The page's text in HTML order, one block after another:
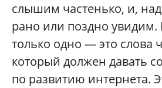
слышим частенько, и,
рано или поздно увидим.
только одно — это слова
который должен давать
по развитию интернета.